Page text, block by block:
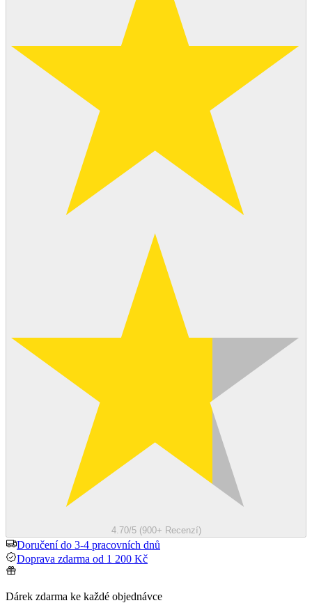
4.70/5 (900+ Recenzí)
Doručení do 3-4 pracovních dnů
Doprava zdarma od 1 200 Kč
Dárek zdarma ke každé objednávce